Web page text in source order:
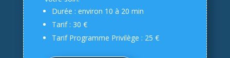
Durée : environ 10 à 20 min
Tarif : 30 €
Tarif Programme Privilège : 25 €